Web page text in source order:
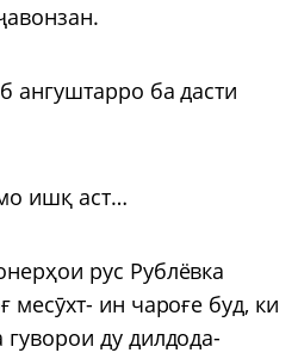
ангуштарро ба дасти
ишқ аст…
рус Рублёвка
ин чароғе буд, ки
ду дилдода-